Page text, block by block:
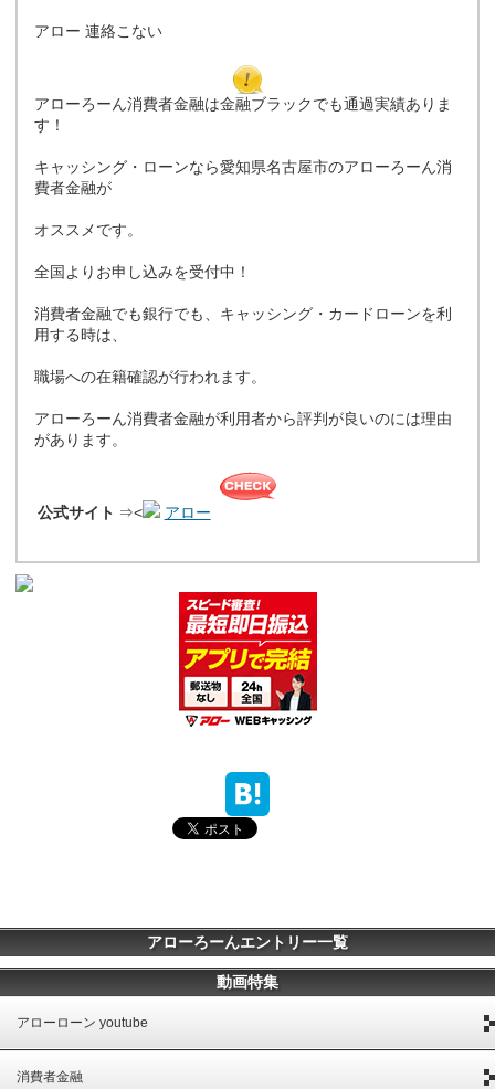
アロー 連絡こない
アローろーん消費者金融は金融ブラックでも通過実績ありま
す！
キャッシング・ローンなら愛知県名古屋市のアローろーん消
費者金融が
オススメです。
全国よりお申し込みを受付中！
消費者金融でも銀行でも、キャッシング・カードローンを利
用する時は、
職場への在籍確認が行われます。
アローろーん消費者金融が利用者から評判が良いのには理由
があります。
公式サイト ⇒< アロー
アローろーんエントリー一覧
動画特集
アローローン youtube
消費者金融